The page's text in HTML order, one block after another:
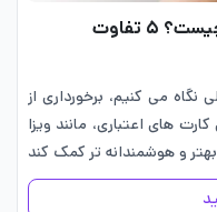
تفاوت
می‌ کنیم، برخورداری از
های اعتباری، مانند ویزا
و هوشمندانه ‌تر کمک کند